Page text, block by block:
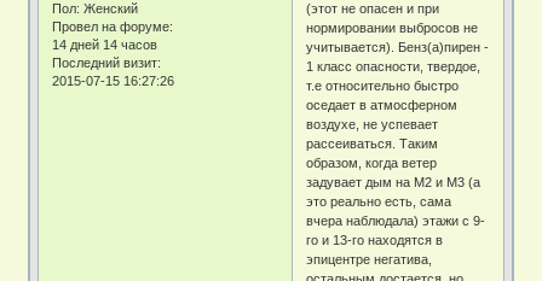
Пол: Женский
Провел на форуме:
14 дней 14 часов
Последний визит:
2015-07-15 16:27:26
(этот не опасен и при
нормировании выбросов не
учитывается). Бенз(а)пирен -
1 класс опасности, твердое,
т.е относительно быстро
оседает в атмосферном
воздухе, не успевает
рассеиваться. Таким
образом, когда ветер
задувает дым на М2 и М3 (а
это реально есть, сама
вчера наблюдала) этажи с 9-
го и 13-го находятся в
эпицентре негатива,